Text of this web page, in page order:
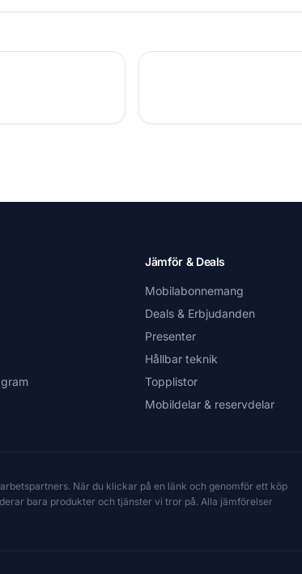
Jämför & Deals
Mobilabonnemang
Deals & Erbjudanden
Presenter
Hållbar teknik
Topplistor
Mobildelar & reservdelar
När du klickar på en länk och genomför ett köp
bara produkter och tjänster vi tror på. Alla jämförelser